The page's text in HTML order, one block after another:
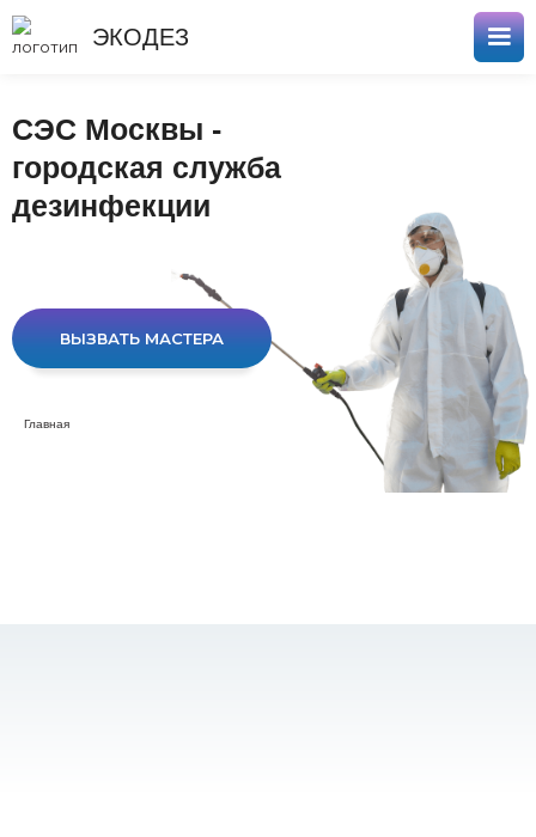
ЭКОДЕЗ
СЭС Москвы -
городская служба
дезинфекции
ВЫЗВАТЬ МАСТЕРА
Главная